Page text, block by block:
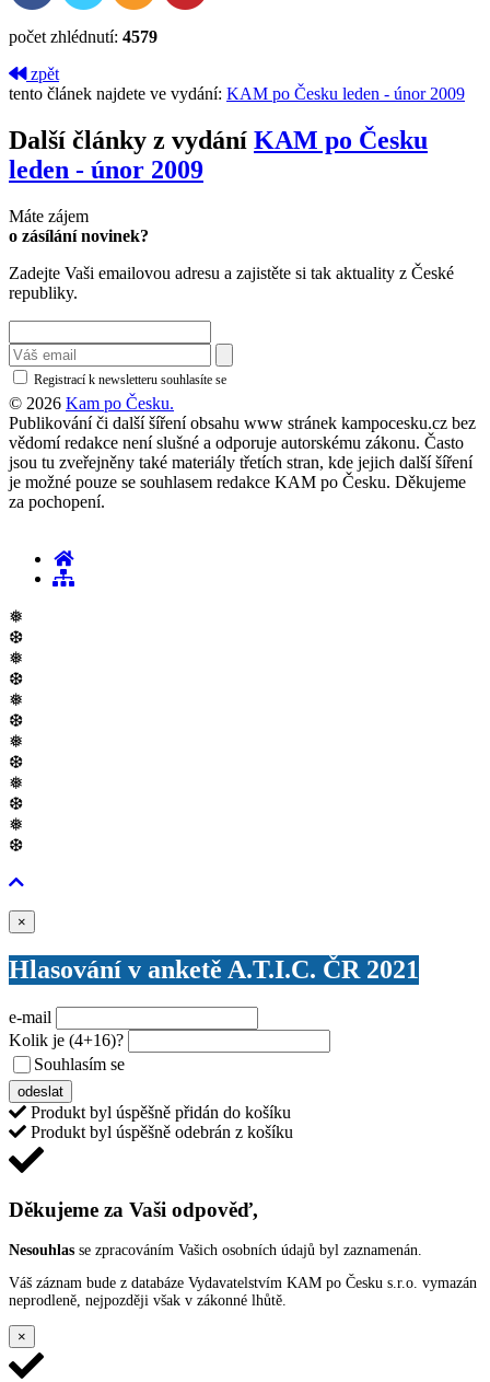
počet zhlédnutí: 4579
zpět
tento článek najdete ve vydání: KAM po Česku leden - únor 2009
Další články z vydání KAM po Česku
leden - únor 2009
Máte zájem
o zásílání novinek?
Zadejte Vaši emailovou adresu a zajistěte si tak aktuality z České
republiky.
Registrací k newsletteru souhlasíte se
© 2026 Kam po Česku.
Publikování či další šíření obsahu www stránek kampocesku.cz bez
vědomí redakce není slušné a odporuje autorskému zákonu. Často
jsou tu zveřejněny také materiály třetích stran, kde jejich další šíření
je možné pouze se souhlasem redakce KAM po Česku. Děkujeme
za pochopení.
❅
❆
❅
❆
❅
❆
❅
❆
❅
❆
❅
❆
×
Hlasování v anketě A.T.I.C. ČR 2021
e-mail
Kolik je (4+16)?
Souhlasím se
odeslat
Produkt byl úspěšně přidán do košíku
Produkt byl úspěšně odebrán z košíku
Děkujeme za Vaši odpověď,
Nesouhlas se zpracováním Vašich osobních údajů byl zaznamenán.
Váš záznam bude z databáze Vydavatelstvím KAM po Česku s.r.o. vymazán
neprodleně, nejpozději však v zákonné lhůtě.
×